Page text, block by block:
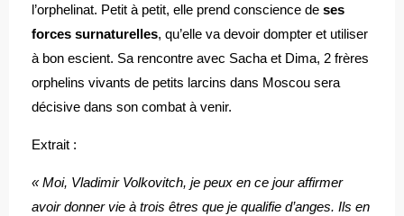
l’orphelinat. Petit à petit, elle prend conscience de ses
forces surnaturelles, qu’elle va devoir dompter et utiliser
à bon escient. Sa rencontre avec Sacha et Dima, 2 frères
orphelins vivants de petits larcins dans Moscou sera
décisive dans son combat à venir.
Extrait :
« Moi, Vladimir Volkovitch, je peux en ce jour affirmer
avoir donner vie à trois êtres que je qualifie d’anges. Ils en